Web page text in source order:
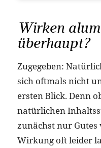
Wirken
überhaupt?
Zugegeben:
sich oftmals nicht
ersten Blick. Denn
natürlichen
zunächst nur Gutes
Wirkung oft leider